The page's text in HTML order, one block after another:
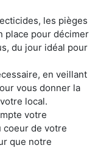
les pièges
place pour décimer
du jour idéal pour
en veillant
vous donner la
local.
votre
coeur de votre
que notre